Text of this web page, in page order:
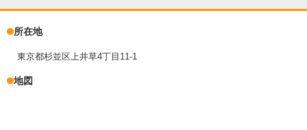
所在地
東京都杉並区上井草4丁目11-1
地図